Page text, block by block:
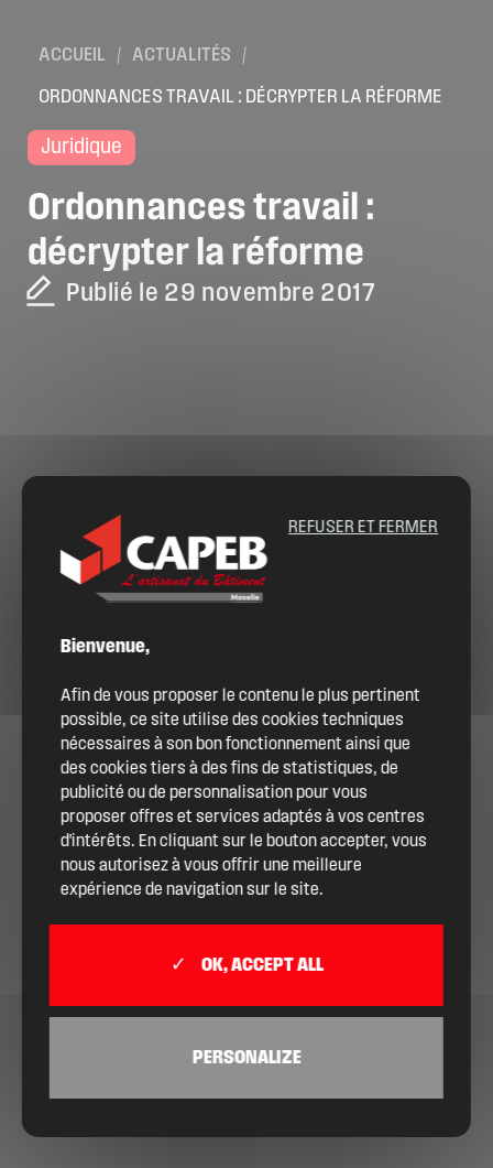
ACCUEIL / ACTUALITÉS
/
ORDONNANCES TRAVAIL : DÉCRYPTER LA RÉFORME
Juridique
Ordonnancestravail :
décrypterla réforme
Publié le 29 novembre 2017
Bienvenue,
Afin de vous proposer le contenu le plus pertinent
possible, ce site utilise des cookies techniques
nécessaires à son bon fonctionnement ainsi que
des cookies tiers à des fins de statistiques, de
publicité ou de personnalisation pour vous
proposer offres et services adaptés à vos centres
d'intérêts. En cliquant sur le bouton accepter, vous
nous autorisez à vous offrir une meilleure
expérience de navigation sur le site.
OK, ACCEPT ALL
REFUSER ET FERMER
PERSONALIZE